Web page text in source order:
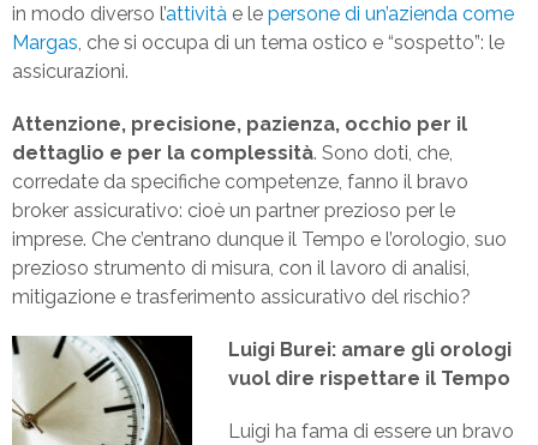
in modo diverso l’attività e le persone di un’azienda come
Margas, che si occupa di un tema ostico e “sospetto”: le
assicurazioni.
Attenzione, precisione, pazienza, occhio per il
dettaglio e per la complessità. Sono doti, che,
corredate da specifiche competenze, fanno il bravo
broker assicurativo: cioè un partner prezioso per le
imprese. Che c’entrano dunque il Tempo e l’orologio, suo
prezioso strumento di misura, con il lavoro di analisi,
mitigazione e trasferimento assicurativo del rischio?
Luigi Burei: amare gli orologi
vuol dire rispettare il Tempo
Luigi ha fama di essere un bravo